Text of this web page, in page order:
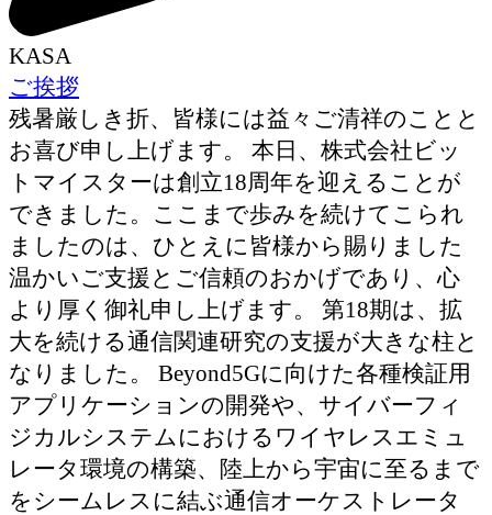
KASA
ご挨拶
残暑厳しき折、皆様には益々ご清祥のことと
お喜び申し上げます。 本日、株式会社ビッ
トマイスターは創立18周年を迎えることが
できました。ここまで歩みを続けてこられ
ましたのは、ひとえに皆様から賜りました
温かいご支援とご信頼のおかげであり、心
より厚く御礼申し上げます。 第18期は、拡
大を続ける通信関連研究の支援が大きな柱と
なりました。 Beyond5Gに向けた各種検証用
アプリケーションの開発や、サイバーフィ
ジカルシステムにおけるワイヤレスエミュ
レータ環境の構築、陸上から宇宙に至るまで
をシームレスに結ぶ通信オーケストレータ